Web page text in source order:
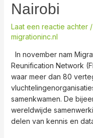
Nairobi
Laat een reactie achter /
migrationinc.nl
In november nam
Reunification Network
waar meer dan 80
samenkwamen. De
wereldwijde
delen van kennis en